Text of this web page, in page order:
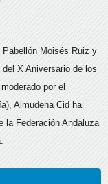
Moisés Ruiz y
X Aniversario de los
por el
Almudena Cid ha
la Federación Andaluza